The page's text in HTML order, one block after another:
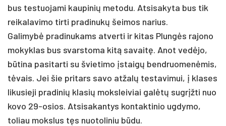
bus testuojami kaupinių metodu. Atsisakyta bus tik
reikalavimo tirti pradinukų šeimos narius.
Galimybė pradinukams atverti ir kitas Plungės rajono
mokyklas bus svarstoma kitą savaitę. Anot vedėjo,
būtina pasitarti su švietimo įstaigų bendruomenėmis,
tėvais. Jei šie pritars savo atžalų testavimui, į klases
likusieji pradinių klasių moksleiviai galėtų sugrįžti nuo
kovo 29-osios. Atsisakantys kontaktinio ugdymo,
toliau mokslus tęs nuotoliniu būdu.